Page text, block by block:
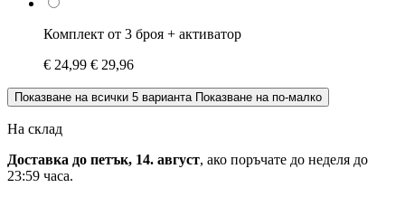
Комплект от 3 броя + активатор
€ 24,99 € 29,96
Показване на всички 5 варианта Показване на по-малко
На склад
Доставка до петък, 14. август, ако поръчате до неделя до
23:59 часа.